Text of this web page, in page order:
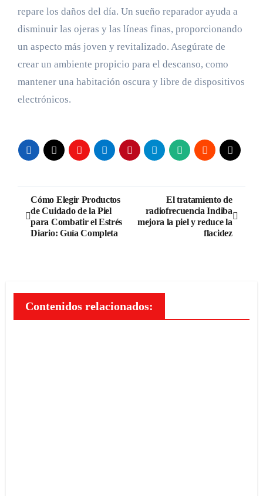
repare los daños del día. Un sueño reparador ayuda a
disminuir las ojeras y las líneas finas, proporcionando
un aspecto más joven y revitalizado. Asegúrate de
crear un ambiente propicio para el descanso, como
mantener una habitación oscura y libre de dispositivos
electrónicos.
Navegación
de
Cómo Elegir Productos
de Cuidado de la Piel
para Combatir el Estrés
Diario: Guía Completa
El tratamiento de
radiofrecuencia Indiba
mejora la piel y reduce la
flacidez
Contenidos relacionados: